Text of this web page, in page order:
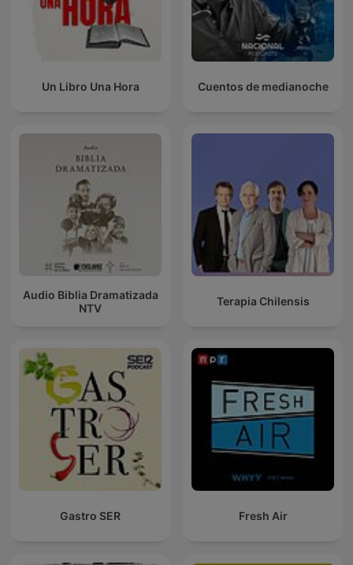
Un Libro Una Hora Cuentos de medianoche
Audio Biblia Dramatizada
NTV
Terapia Chilensis
Gastro SER Fresh Air